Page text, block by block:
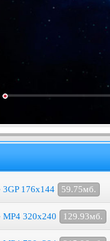
3GP 176x144 59.75мб.
MP4 320x240 129.93мб.